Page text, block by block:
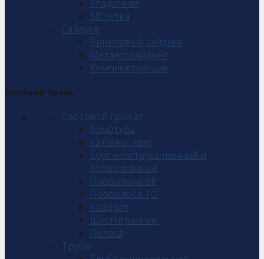
Кладочная
3D сетка
Сайдинг
Виниловый сайдинг
Металлосайдинг
Комплектующие
Оптовый прайс
Сортовой прокат
Арматура
Катанка, круг
Круг конструкционный и
легированный
Проволока ВР
Проволока ТО
Квадрат
Шестигранник
Полоса
Трубы